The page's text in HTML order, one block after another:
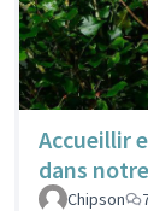
Accueillir
dans
Chipson